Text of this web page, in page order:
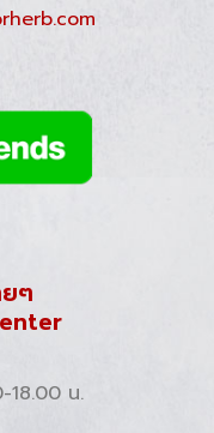
ๆ
18.00 น.